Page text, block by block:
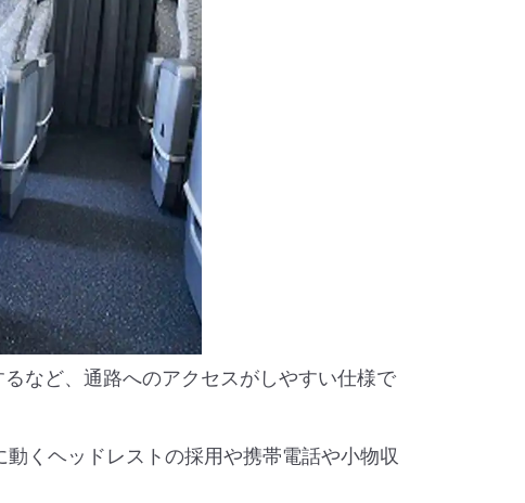
など、通路へのアクセスがしやすい仕様で
くヘッドレストの採用や携帯電話や小物収